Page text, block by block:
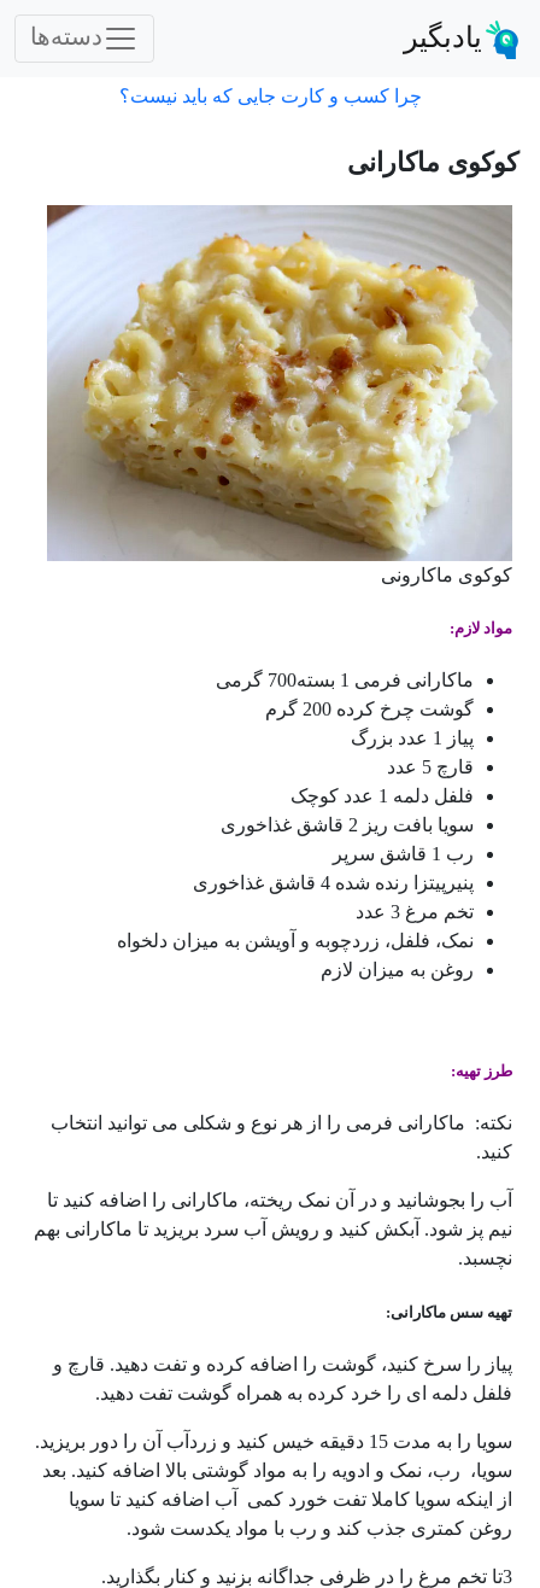
یادبگیر دسته‌ها
چرا کسب و کارت جایی که باید نیست؟
کوکوی ماکارانی
کوکوی ماکارونی
مواد لازم:
ماکارانی فرمی 1 بسته700 گرمی
گوشت چرخ کرده 200 گرم
پیاز 1 عدد بزرگ
قارچ 5 عدد
فلفل دلمه 1 عدد کوچک
سویا بافت ریز 2 قاشق غذاخوری
رب 1 قاشق سرپر
پنیرپیتزا رنده شده 4 قاشق غذاخوری
تخم مرغ 3 عدد
نمک، فلفل، زردچوبه و آویشن به میزان دلخواه
روغن به میزان لازم
طرز تهیه:
نکته: ماکارانی فرمی را از هر نوع و شکلی می توانید انتخاب
کنید.
آب را بجوشانید و در آن نمک ریخته، ماکارانی را اضافه کنید تا
نیم پز شود. آبکش کنید و رویش آب سرد بریزید تا ماکارانی بهم
نچسبد.
تهیه سس ماکارانی:
پیاز را سرخ کنید، گوشت را اضافه کرده و تفت دهید. قارچ و
فلفل دلمه ای را خرد کرده به همراه گوشت تفت دهید.
سویا را به مدت 15 دقیقه خیس کنید و زردآب آن را دور بریزید.
سویا، رب، نمک و ادویه را به مواد گوشتی بالا اضافه کنید. بعد
از اینکه سویا کاملا تفت خورد کمی آب اضافه کنید تا سویا
روغن کمتری جذب کند و رب با مواد یکدست شود.
3تا تخم مرغ را در ظرفی جداگانه بزنید و کنار بگذارید.